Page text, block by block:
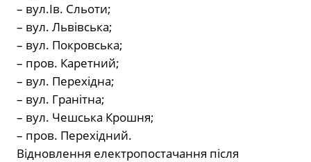
– вул.Ів. Сльоти;
– вул. Львівська;
– вул. Покровська;
– пров. Каретний;
– вул. Перехідна;
– вул. Гранітна;
– вул. Чешська Крошня;
– пров. Перехідний.
Відновлення електропостачання після